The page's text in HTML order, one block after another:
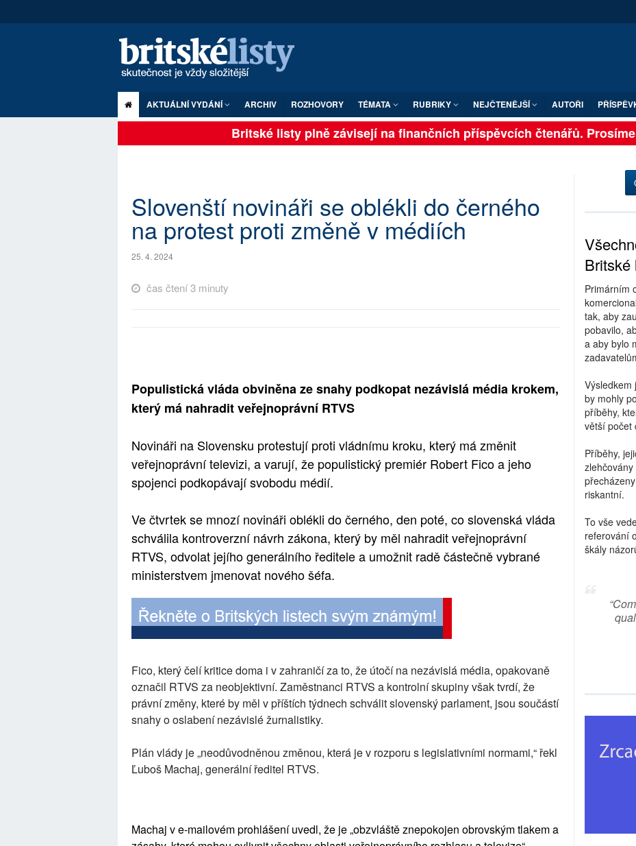
AKTUÁLNÍ VYDÁNÍ ARCHIV ROZHOVORY TÉMATA RUBRIKY NEJČTENĚJŠÍ AUTOŘI
Britské listy plně závisejí na finančních příspěvcích čtenářů. Prosíme,
Slovenští novináři se oblékli do černého
na protest proti změně v médiích
25. 4. 2024
čas čtení 3 minuty
Populistická vláda obviněna ze snahy podkopat nezávislá média krokem,
který má nahradit veřejnoprávní RTVS
Novináři na Slovensku protestují proti vládnímu kroku, který má změnit
veřejnoprávní televizi, a varují, že populistický premiér Robert Fico a jeho
spojenci podkopávají svobodu médií.
Ve čtvrtek se mnozí novináři oblékli do černého, den poté, co slovenská vláda
schválila kontroverzní návrh zákona, který by měl nahradit veřejnoprávní
RTVS, odvolat jejího generálního ředitele a umožnit radě částečně vybrané
ministerstvem jmenovat nového šéfa.
Fico, který čelí kritice doma i v zahraničí za to, že útočí na nezávislá média, opakovaně
označil RTVS za neobjektivní. Zaměstnanci RTVS a kontrolní skupiny však tvrdí, že
právní změny, které by měl v příštích týdnech schválit slovenský parlament, jsou součástí
snahy o oslabení nezávislé žurnalistiky.
Plán vlády je „neodůvodněnou změnou, která je v rozporu s legislativními normami,“ řekl
Ľuboš Machaj, generální ředitel RTVS.
Machaj v e-mailovém prohlášení uvedl, že je „obzvláště znepokojen obrovským tlakem a
Britské
Primárním
tak, aby
pobavilo,
a aby bylo
Výsledkem
by mohly
příběhy,
větší počet
Příběhy,
riskantní.
To vše
referování
škály